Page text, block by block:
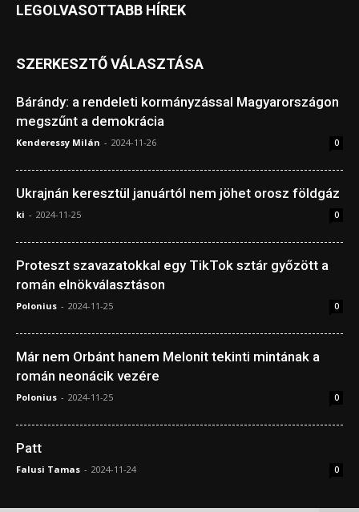
LEGOLVASOTTABB HÍREK
SZERKESZTŐ VÁLASZTÁSA
Bárándy: a rendeleti kormányzással Magyarországon
megszűnt a demokrácia
Kenderessy Milán - 2024-11-26 0
Ukrajnán keresztül januártól nem jöhet orosz földgáz
ki - 2024-11-25 0
Proteszt szavazatokkal egy TikTok sztár győzött a
román elnökválasztáson
Polonius - 2024-11-25 0
Már nem Orbánt hanem Melonit tekinti mintának a
román neonácik vezére
Polonius - 2024-11-25 0
Patt
Falusi Tamas - 2024-11-24 0